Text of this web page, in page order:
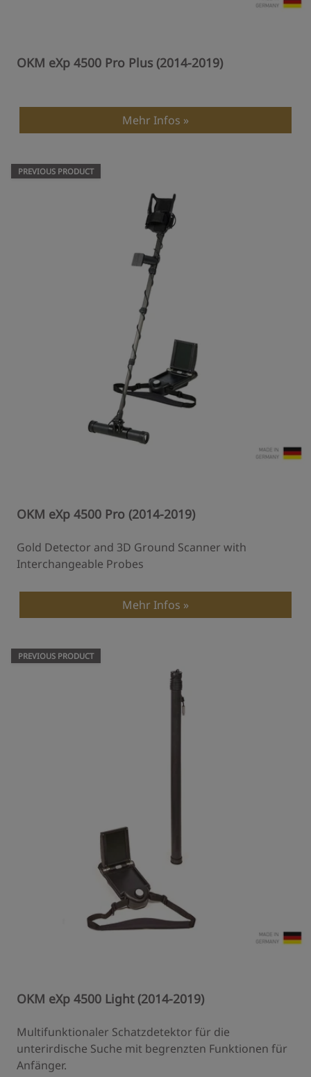
OKM eXp 4500 Pro Plus (2014-2019)
Mehr Infos
PREVIOUS PRODUCT
OKM eXp 4500 Pro (2014-2019)
Gold Detector and 3D Ground Scanner with
Interchangeable Probes
Mehr Infos
PREVIOUS PRODUCT
OKM eXp 4500 Light (2014-2019)
Multifunktionaler Schatzdetektor für die
unterirdische Suche mit begrenzten Funktionen für
Anfänger.